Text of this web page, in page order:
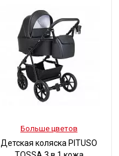
Больше цветов
Детская коляска PITUSO